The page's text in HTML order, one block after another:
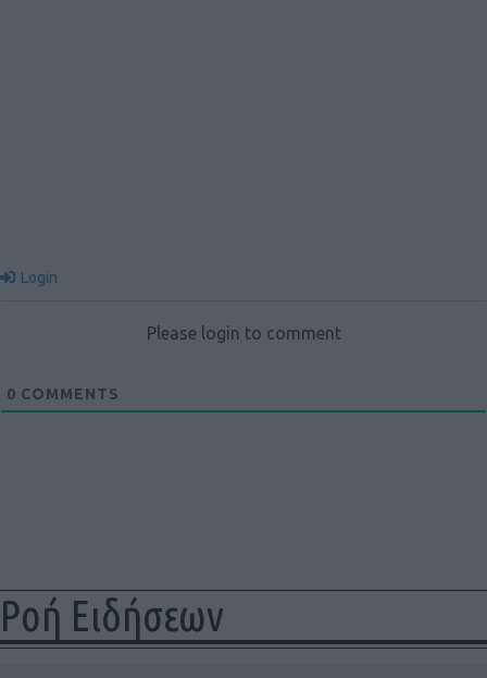
Ροή Ειδήσεων
Login
Please login to comment
0 COMMENTS